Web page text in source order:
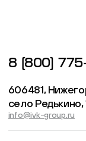
8 (800)
606481,
село Редькино,
info@ivk-group.ru